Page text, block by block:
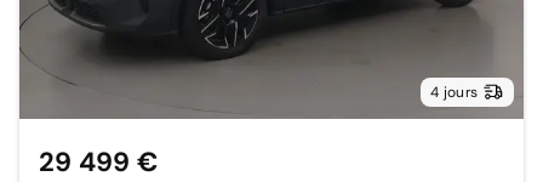
4 jours
29 499 €